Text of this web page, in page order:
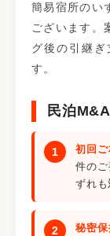
簡易宿所のい
ございます。
グ後の引継
す。
民泊
初回
件の
ずれも
秘密